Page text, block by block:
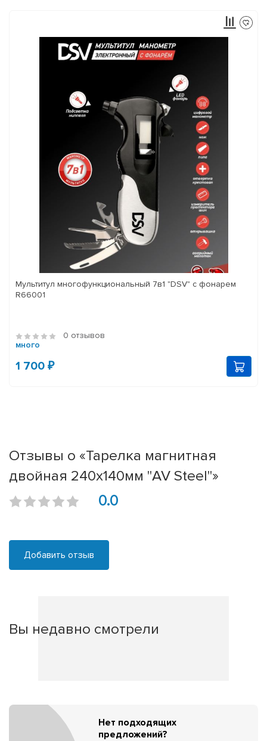
Мультитул многофункциональный 7в1 "DSV" с фонарем
R66001
0 отзывов
много
1 700 ₽
Отзывы о «Тарелка магнитная
двойная 240х140мм "AV Steel"»
0.0
Добавить отзыв
Вы недавно смотрели
Нет подходящих
предложений?